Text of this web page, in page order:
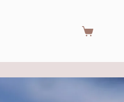
Warenkorb